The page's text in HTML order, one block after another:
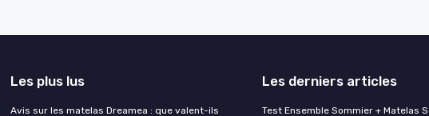
Les plus lus
Avis sur les matelas Dreamea : que valent-ils
Les derniers articles
Test Ensemble Sommier + Matelas